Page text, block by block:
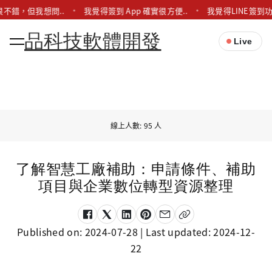
不錯，但我想問.. 我覺得簽到 App 確實很方便.. 我覺得LINE簽到
品科技軟體開發 Live
線上人數: 95 人
了解智慧工廠補助：申請條件、補助
項目與企業數位轉型資源整理
Published on: 2024-07-28 | Last updated:2024-12-
22